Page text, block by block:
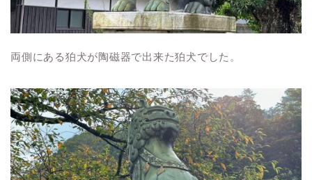
両側にある狛犬が陶磁器で出来た狛犬でした。